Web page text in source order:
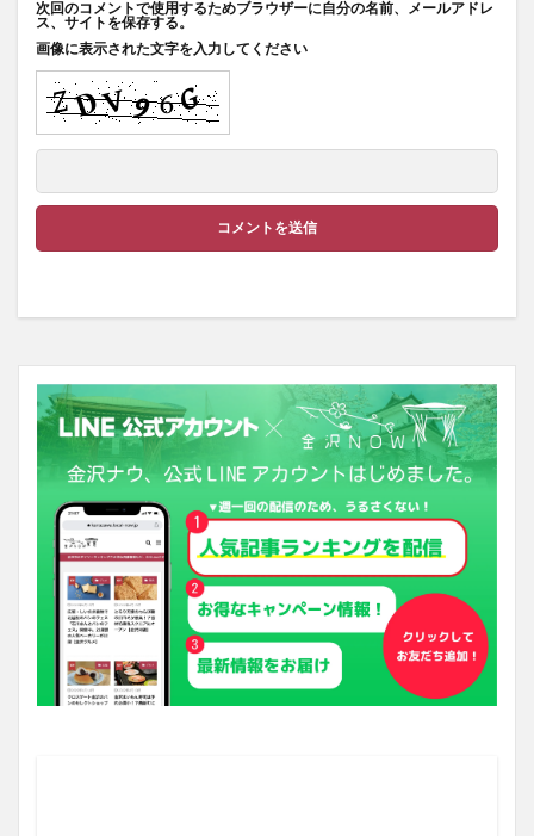
次回のコメントで使用するためブラウザーに自分の名前、メールアドレ
ス、サイトを保存する。
画像に表示された文字を入力してください